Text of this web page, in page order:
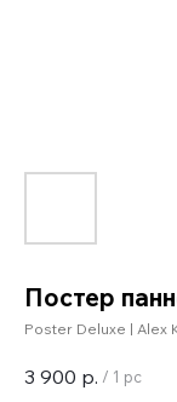
Постер
Poster Deluxe | Alex
3 900 р. / 1 pc